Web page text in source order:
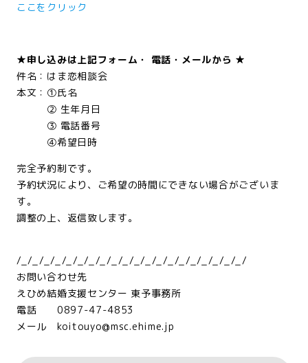
ここをクリック
★申し込みは上記フォーム・ 電話・メールから ★
件名：はま恋相談会
本文：①氏名
② 生年月日
③ 電話番号
④希望日時
完全予約制です。
予約状況により、ご希望の時間にできない場合がございま
す。
調整の上、返信致します。
/_/_/_/_/_/_/_/_/_/_/_/_/_/_/_/_/_/_/_/_/
お問い合わせ先
えひめ結婚支援センター 東予事務所
電話 0897-47-4853
メール koitouyo@msc.ehime.jp